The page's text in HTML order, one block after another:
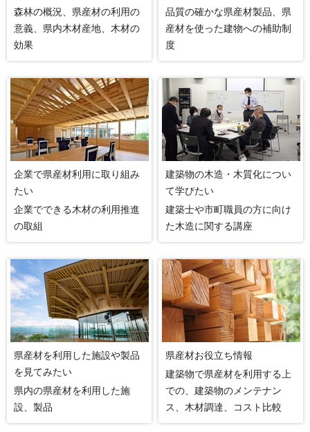
森林の概況、県産材の利用の
意義、県内木材産地、木材の
効果
品質の確かな県産材製品、県
産材を使った建物への補助制
度
企業で県産材利用に取り組み
たい
企業でできる木材の利用推進
の取組
建築物の木造・木質化につい
て学びたい
建築士や市町職員の方に向け
た木造に関する講座
県産材を利用した施設や製品
を見てみたい
県内の県産材を利用した施
設、製品
県産材お役立ち情報
建築物で県産材を利用する上
での、建築物のメンテナン
ス、木材調達、コスト比較